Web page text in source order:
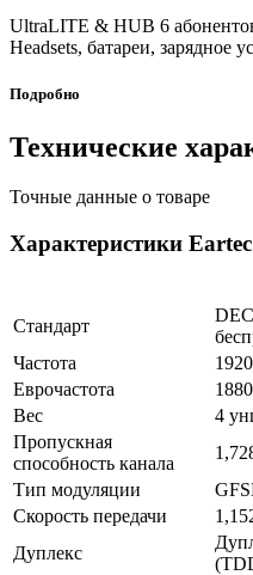
UltraLITE & HUB 6
Headsets, батареи, зарядное
Подробно
Технические
Точные данные о товаре
Характеристики
Стандарт
Частота
Еврочастота
Вес
4
Пропускная
способность канала
Тип модуляции
Скорость передачи
Дуплекс